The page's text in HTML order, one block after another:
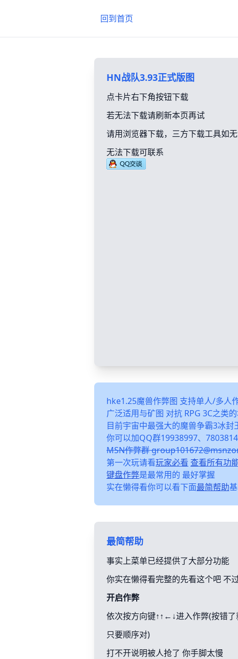
回到首页
HN战队3.93正式版图
点卡片右下角按钮下载
若无法下载请刷新本页再试
请用浏览器下载，三方下载工具如
无法下载可联系
hke1.25魔兽作弊图 支持单人/多人
广泛适用与矿图 对抗 RPG 3C之类
目前宇宙中最强大的魔兽争霸3冰
你可以加QQ群19938997、
MSN作弊群
第一次玩请看玩家必看 查看所有功
键盘作弊是最常用的 最好掌握
实在懒得看你可以看下面最简帮助
最简帮助
事实上菜单已经提供了大部分功能
你实在懒得看完整的先看这个吧 不
开启作弊
依次按方向键↑↑←↓进入作弊(按错
只要顺序对)
打不开说明被人抢了 你手脚太慢